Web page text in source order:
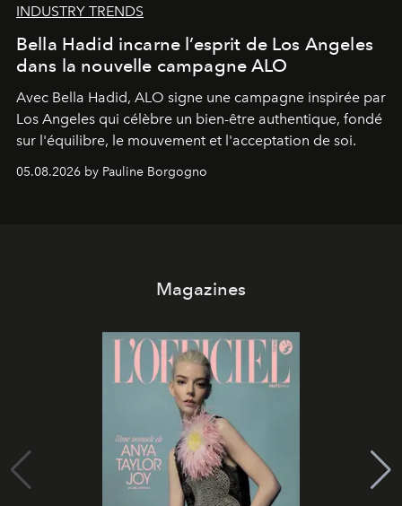
INDUSTRY TRENDS
Bella Hadid incarne l’esprit de Los Angeles
dans la nouvelle campagne ALO
Avec Bella Hadid, ALO signe une campagne inspirée par
Los Angeles qui célèbre un bien-être authentique, fondé
sur l'équilibre, le mouvement et l'acceptation de soi.
05.08.2026 by Pauline Borgogno
Magazines